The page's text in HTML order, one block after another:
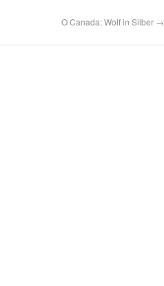
O Canada: Wolf in Silber →